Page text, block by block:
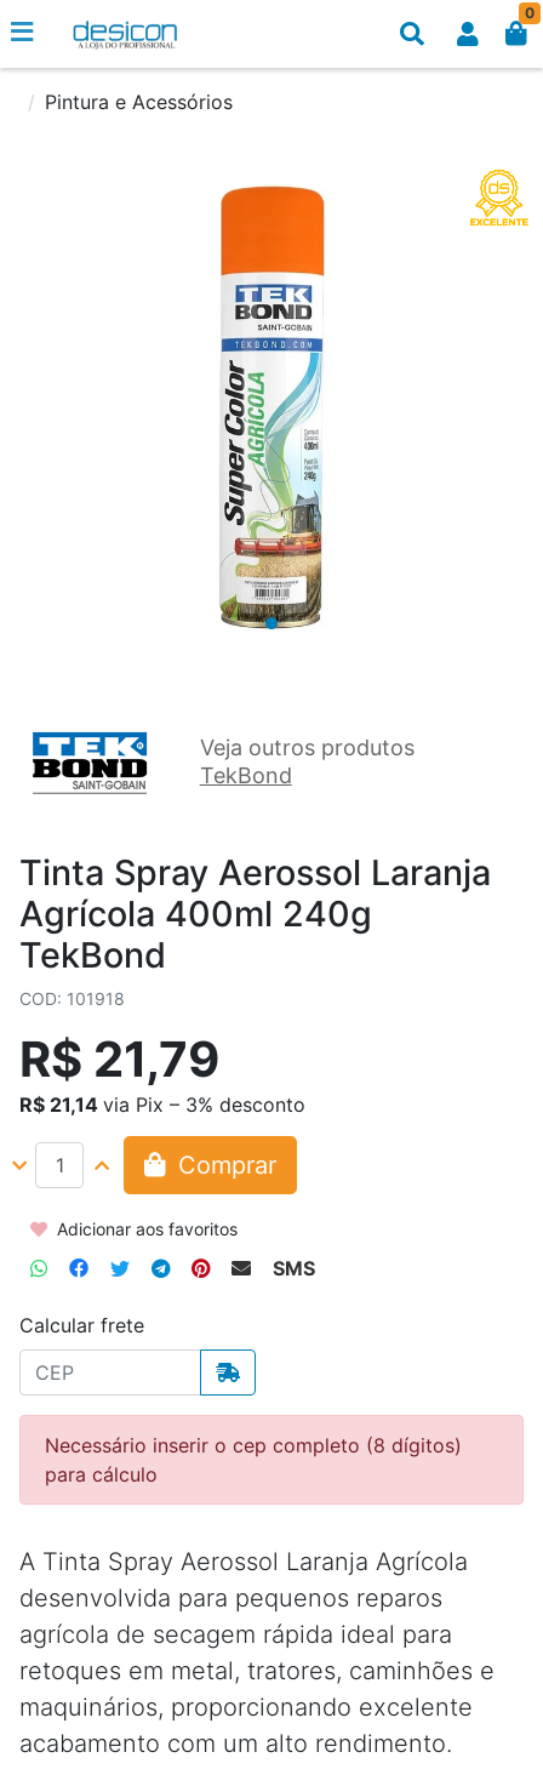
0
Pintura e Acessórios
Veja outros produtos
TekBond
Tinta Spray Aerossol Laranja
Agrícola 400ml 240g
TekBond
COD: 101918
R$ 21,79
R$ 21,14 via Pix – 3% desconto
Comprar
Adicionar aos favoritos
SMS
Calcular frete
Necessário inserir o cep completo (8 dígitos)
para cálculo
A Tinta Spray Aerossol Laranja Agrícola
desenvolvida para pequenos reparos
agrícola de secagem rápida ideal para
retoques em metal, tratores, caminhões e
maquinários, proporcionando excelente
acabamento com um alto rendimento.